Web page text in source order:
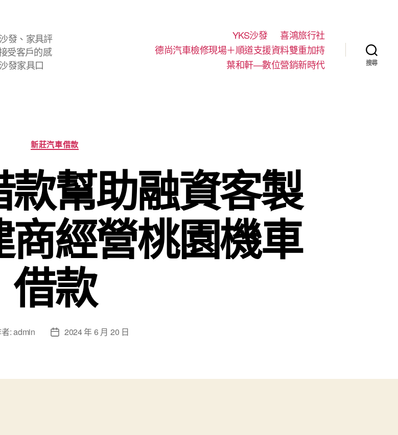
發、家具評
受客戶的感
發家具口
YKS沙發
喜鴻旅行社
德尚汽車檢修現場＋順道支援資料雙重加持
葉和軒—數位營銷新時代
搜尋
分
類
新莊汽車借款
幫助融資客製
經營桃園機車
借款
者:admin
文
日
2024 年 6 月 20 日